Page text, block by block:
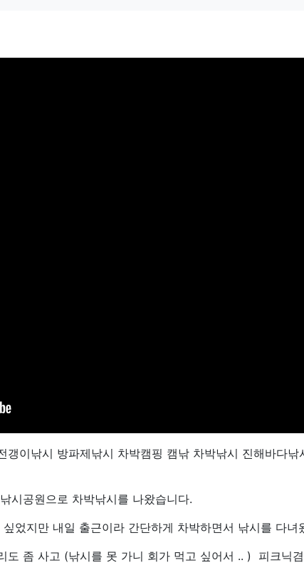
갱이낚시 방파제낚시 차박캠핑 캠낚 차박낚시 진해바다
시공원으로 차박낚시를 나왔습니다.
었지만 내일 출근이라 간단하게 차박하면서 낚시를 다녀
도 좀 사고 (낚시를 못 가니 회가 먹고 싶어서 .. ) 피크닉